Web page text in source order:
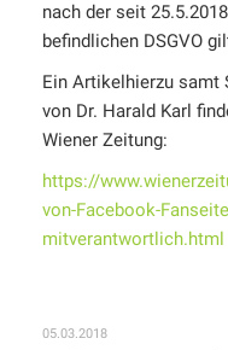
nach der seit
befindlichen DSGVO
Ein Artikelhierzu samt
von Dr. Harald Karl
Wiener Zeitung:
https://
von-Facebook-
mitverantwortlich.html
05.03.2018